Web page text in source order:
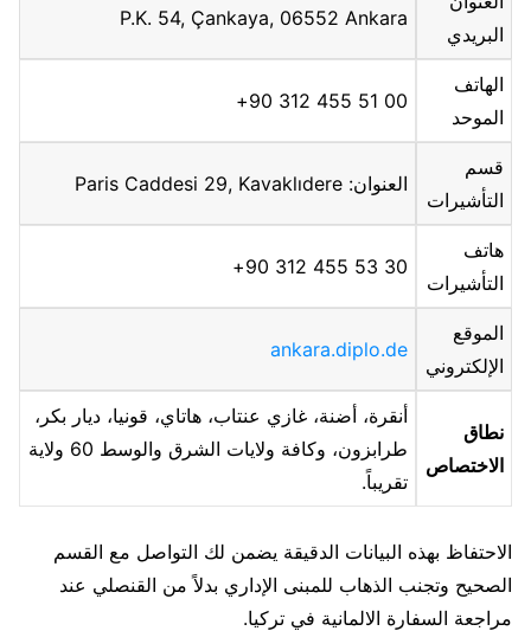
البريدي
P.K. 54, Çankaya, 06552 Ankara
الهاتف
الموحد
00 51 455 312 90+
قسم
التأشيرات
العنوان: Paris Caddesi 29, Kavaklıdere
هاتف
التأشيرات
30 53 455 312 90+
الموقع
الإلكتروني
ankara.diplo.de
نطاق
الاختصاص
أنقرة، أضنة، غازي عنتاب، هاتاي، قونيا، ديار بكر،
طرابزون، وكافة ولايات الشرق والوسط 60 ولاية
تقريباً.
الاحتفاظ بهذه البيانات الدقيقة يضمن لك التواصل مع القسم
الصحيح وتجنب الذهاب للمبنى الإداري بدلاً من القنصلي عند
مراجعة السفارة الالمانية في تركيا.